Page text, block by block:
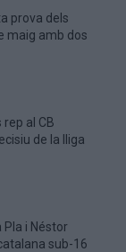
prova dels
maig amb dos
al CB
de la lliga
i Néstor
sub-16